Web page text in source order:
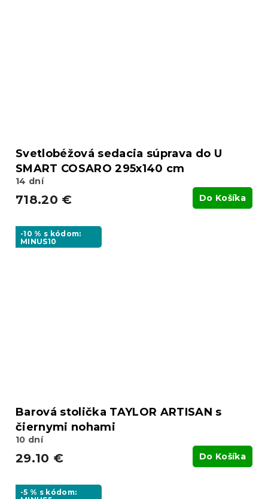
Svetlobéžová sedacia súprava do U
SMART COSARO 295x140 cm
14 dní
718.20 € Do Košíka
-10 % s kódom:
MINUS10
Barová stolička TAYLOR ARTISAN s
čiernymi nohami
10 dní
29.10 € Do Košíka
-5 % s kódom: